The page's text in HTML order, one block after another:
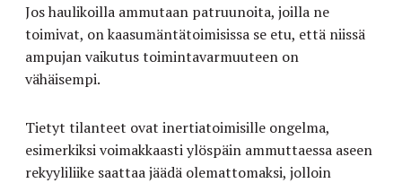
Jos haulikoilla ammutaan patruunoita, joilla ne
toimivat, on kaasumäntätoimisissa se etu, että niissä
ampujan vaikutus toimintavarmuuteen on
vähäisempi.
Tietyt tilanteet ovat inertiatoimisille ongelma,
esimerkiksi voimakkaasti ylöspäin ammuttaessa aseen
rekyyliliike saattaa jäädä olemattomaksi, jolloin